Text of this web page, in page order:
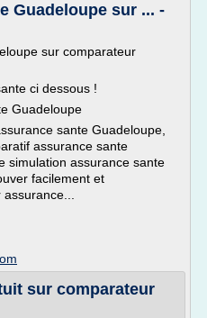
Guadeloupe sur ... -
sur comparateur
ci dessous !
Guadeloupe
sante Guadeloupe,
assurance sante
simulation assurance sante
facilement et
sur comparateur